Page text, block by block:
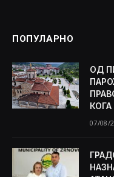
ПОПУЛАРНО
ОД
07/08/